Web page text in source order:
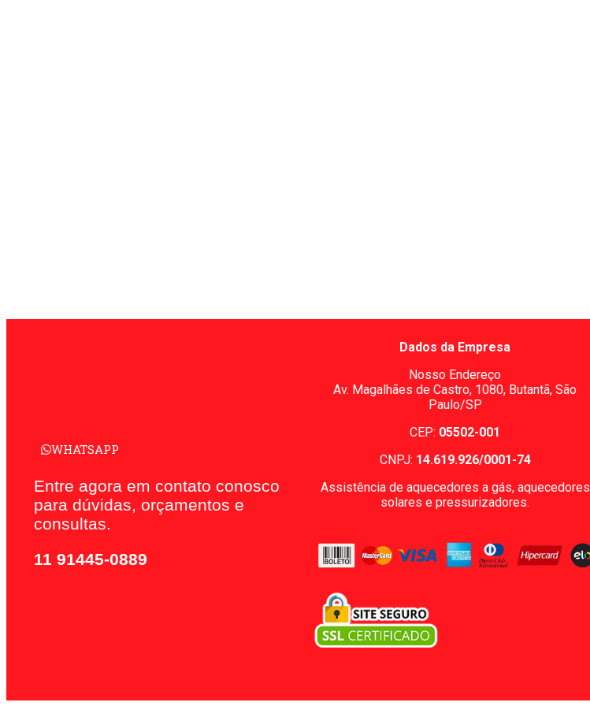
WHATSAPP
Entre agora em contato conosco
para dúvidas, orçamentos e
consultas.
11 91445-0889
Dados da Empresa
Nosso Endereço
Av. Magalhães de Castro, 1080, Butantã, São
Paulo/SP
CEP: 05502-001
CNPJ: 14.619.926/0001-74
Assistência de aquecedores a gás, aquecedores
solares e pressurizadores.